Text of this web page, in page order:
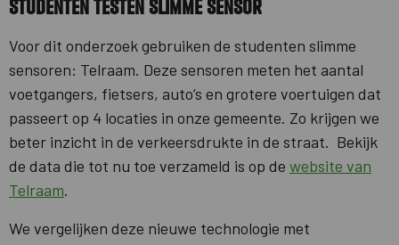
Studenten testen slimme sensor
Voor dit onderzoek gebruiken de studenten slimme
sensoren: Telraam. Deze sensoren meten het aantal
voetgangers, fietsers, auto’s en grotere voertuigen dat
passeert op 4 locaties in onze gemeente. Zo krijgen we
beter inzicht in de verkeersdrukte in de straat. Bekijk
de data die tot nu toe verzameld is op de website van
Telraam.
We vergelijken deze nieuwe technologie met